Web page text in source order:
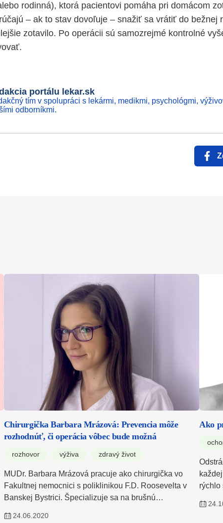
rodinná), ktorá pacientovi pomáha pri domácom
– ak to stav dovoľuje – snažiť sa vrátiť do bežnej
zotavilo. Po operácii sú samozrejmé kontrolné
portálu lekar.sk
tím v spolupráci s lekármi, medikmi, psychológmi,
odborníkmi.
Chirurgička Barbara Mrázová: Prevencia môže
rozhodnúť, či operácia vôbec bude možná
rozhovor výživa zdravý život
MUDr. Barbara Mrázová pracuje ako chirurgička vo
Fakultnej nemocnici s poliklinikou F.D. Roosevelta v
Banskej Bystrici. Špecializuje sa na brušnú…
24.06.2020
Ako